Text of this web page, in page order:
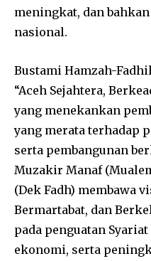
meningkat, dan
nasional.
Bustami Hamzah-
“Aceh Sejahtera,
yang menekankan
yang merata terhadap
serta pembangunan
Muzakir Manaf
(Dek Fadh) membawa
Bermartabat, dan
pada penguatan
ekonomi, serta